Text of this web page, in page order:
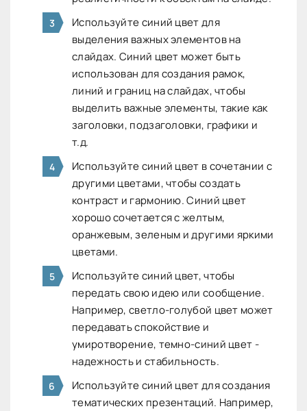
Используйте синий цвет для
выделения важных элементов на
слайдах. Синий цвет может быть
использован для создания рамок,
линий и границ на слайдах, чтобы
выделить важные элементы, такие как
заголовки, подзаголовки, графики и
т.д.
Используйте синий цвет в сочетании с
другими цветами, чтобы создать
контраст и гармонию. Синий цвет
хорошо сочетается с желтым,
оранжевым, зеленым и другими яркими
цветами.
Используйте синий цвет, чтобы
передать свою идею или сообщение.
Например, светло-голубой цвет может
передавать спокойствие и
умиротворение, темно-синий цвет -
надежность и стабильность.
Используйте синий цвет для создания
тематических презентаций. Например,